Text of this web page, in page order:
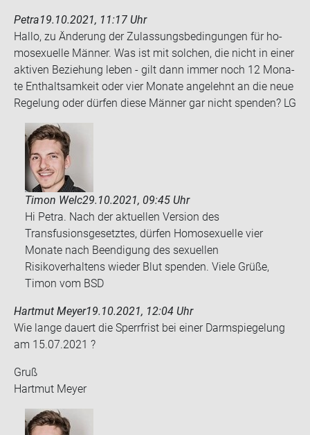
Petra19.10.2021, 11:17 Uhr
Hallo, zu Än­de­rung der Zu­las­sungs­be­din­gun­gen für ho­
mo­se­xu­el­le Män­ner. Was ist mit sol­chen, die nicht in einer
ak­ti­ven Be­zie­hung leben - gilt dann immer noch 12 Mo­na­
te Ent­halt­sam­keit oder vier Mo­na­te an­ge­lehnt an die neue
Re­ge­lung oder dür­fen diese Män­ner gar nicht spen­den? LG
Timon Welc29.10.2021, 09:45 Uhr
Hi Petra. Nach der aktuellen Version des
Transfusionsgesetztes, dürfen Homosexuelle vier
Monate nach Beendigung des sexuellen
Risikoverhaltens wieder Blut spenden. Viele Grüße,
Timon vom BSD
Hartmut Meyer19.10.2021, 12:04 Uhr
Wie lange dau­ert die Sperr­frist bei einer Darm­spie­ge­lung
am 15.07.2021 ?
Gruß
Hart­mut Meyer